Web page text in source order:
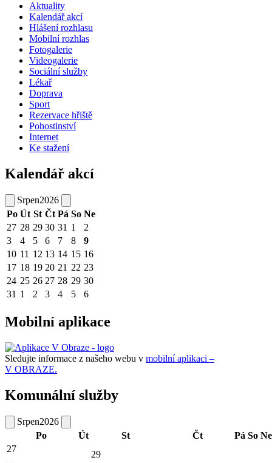
Aktuality
Kalendář akcí
Hlášení rozhlasu
Mobilní rozhlas
Fotogalerie
Videogalerie
Sociální služby
Lékař
Doprava
Sport
Rezervace hřiště
Pohostinství
Internet
Ke stažení
Kalendář akcí
Srpen2026
Po Út St Čt Pá So Ne
27 28 29 30 31 1
2
3
4 5 6 7 8
9
10 11 12 13 14 15 16
17 18 19 20 21 22 23
24 25 26 27 28 29 30
31 1 2 3 4 5 6
Mobilní aplikace
Sledujte informace z našeho webu v mobilní aplikaci –
V OBRAZE.
Komunální služby
Srpen2026
Po
Út St Čt Pá So Ne
27
29